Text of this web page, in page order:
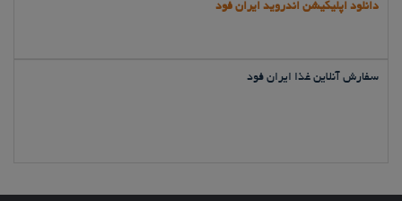
دانلود اپلیکیشن اندروید ایران فود
سفارش آنلاین غذا ایران فود